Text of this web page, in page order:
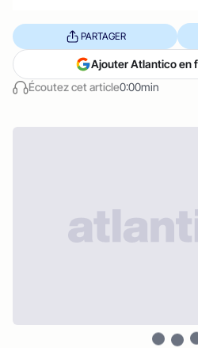
Écoutez cet article0:00min
PARTAGER
Ajouter Atlantico en